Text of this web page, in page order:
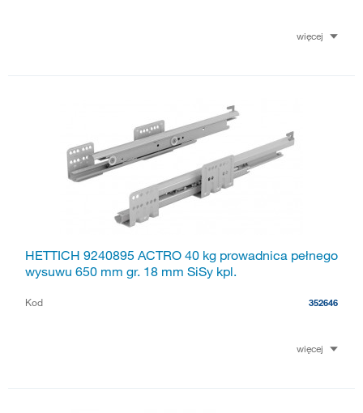
więcej
HETTICH 9240895 ACTRO 40 kg prowadnica pełnego
wysuwu 650 mm gr. 18 mm SiSy kpl.
Kod 352646
więcej